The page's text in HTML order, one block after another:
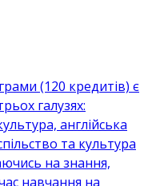
(120 кредитів) є
галузях:
англійська
та культура
на знання,
навчання на